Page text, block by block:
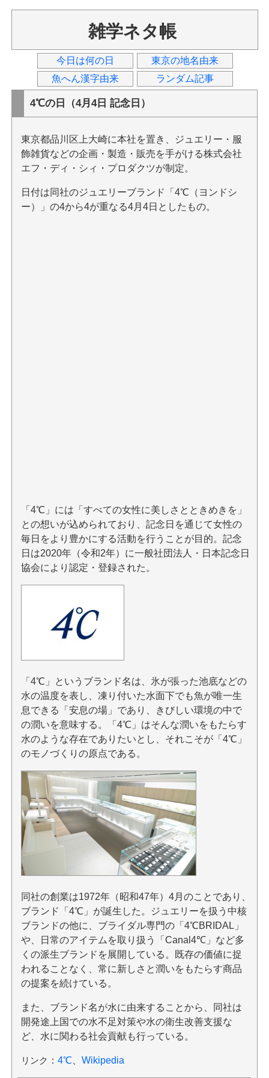
雑学ネタ帳
今日は何の日
東京の地名由来
魚へん漢字由来
ランダム記事
4℃の日（4月4日 記念日）
東京都品川区上大崎に本社を置き、ジュエリー・服
飾雑貨などの企画・製造・販売を手がける株式会社
エフ・ディ・シィ・プロダクツが制定。
日付は同社のジュエリーブランド「4℃（ヨンドシ
ー）」の4から4が重なる4月4日としたもの。
「4℃」には「すべての女性に美しさとときめきを」
との想いが込められており、記念日を通じて女性の
毎日をより豊かにする活動を行うことが目的。記念
日は2020年（令和2年）に一般社団法人・日本記念日
協会により認定・登録された。
「4℃」というブランド名は、氷が張った池底などの
水の温度を表し、凍り付いた水面下でも魚が唯一生
息できる「安息の場」であり、きびしい環境の中で
の潤いを意味する。「4℃」はそんな潤いをもたらす
水のような存在でありたいとし、それこそが「4℃」
のモノづくりの原点である。
同社の創業は1972年（昭和47年）4月のことであり、
ブランド「4℃」が誕生した。ジュエリーを扱う中核
ブランドの他に、ブライダル専門の「4℃BRIDAL」
や、日常のアイテムを取り扱う「Canal4℃」など多
くの派生ブランドを展開している。既存の価値に捉
われることなく、常に新しさと潤いをもたらす商品
の提案を続けている。
また、ブランド名が水に由来することから、同社は
開発途上国での水不足対策や水の衛生改善支援な
ど、水に関わる社会貢献も行っている。
リンク ： 4℃ Wikipedia